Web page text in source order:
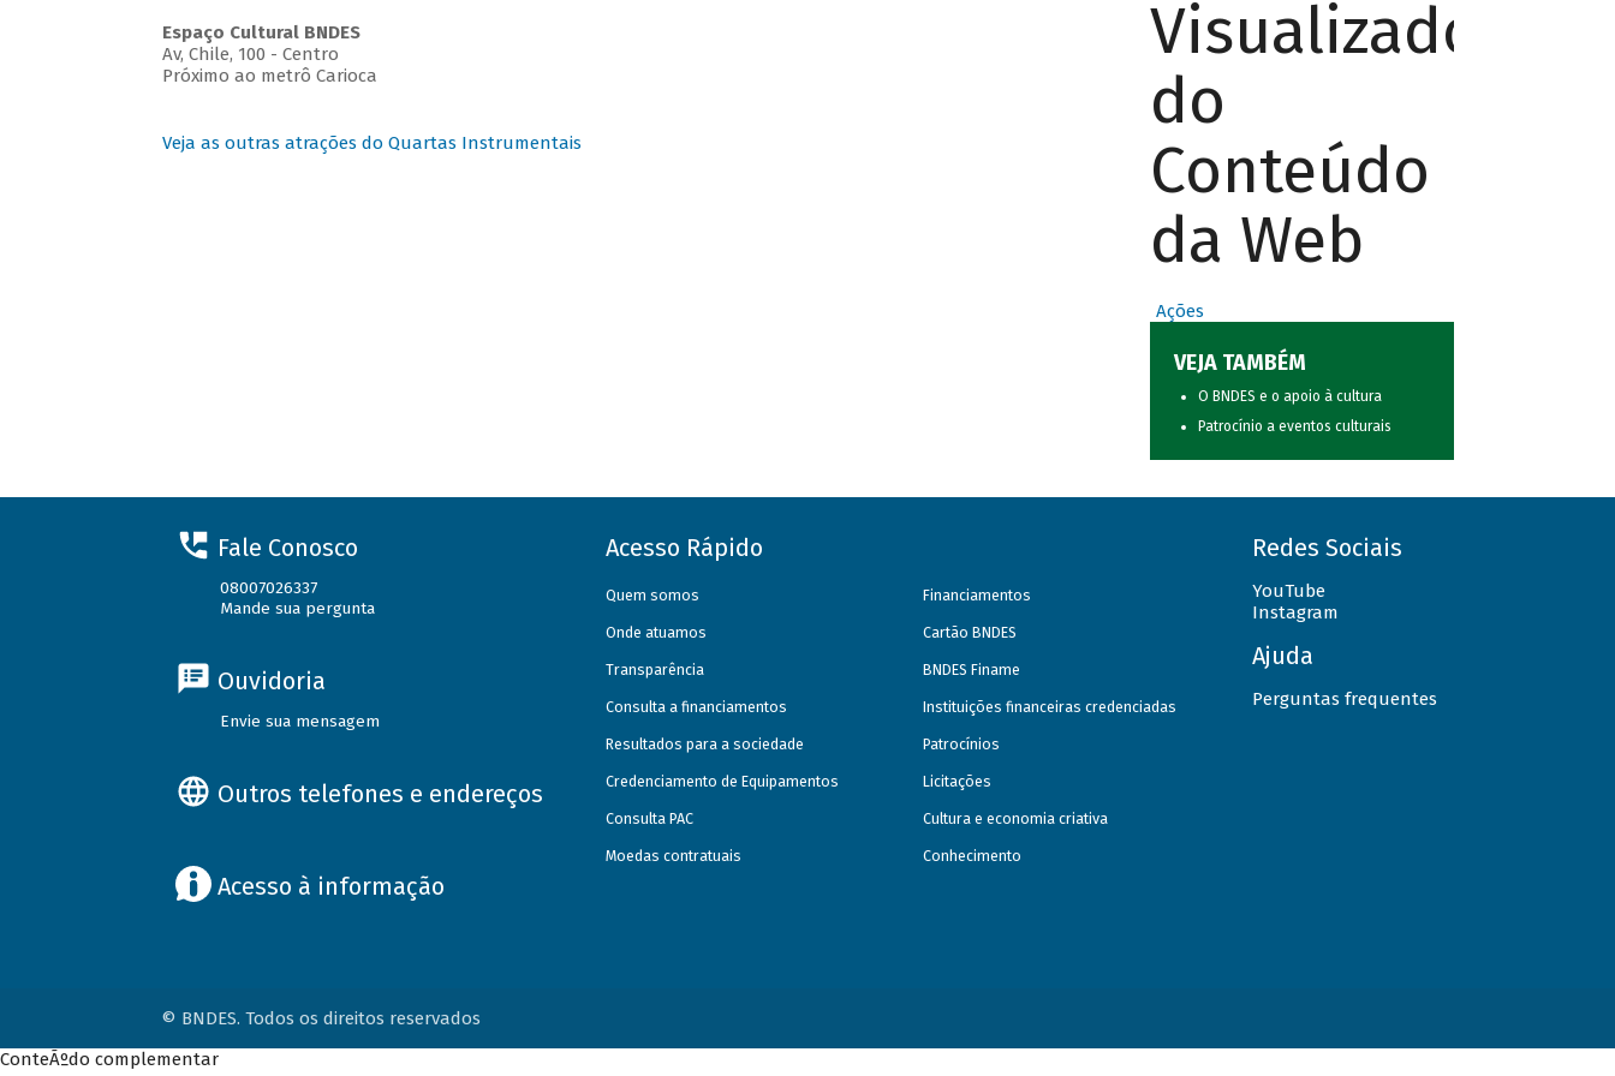
Espaço Cultural BNDES
Av, Chile, 100 - Centro
Próximo ao metrô Carioca
Veja as outras atrações do Quartas Instrumentais
Visualizador
do
Conteúdo
da Web
Ações
VEJA TAMBÉM
O BNDES e o apoio à cultura
Patrocínio a eventos culturais
Fale Conosco
08007026337
Mande sua pergunta
Ouvidoria
Envie sua mensagem
Outros telefones e endereços
Acesso à informação
Acesso Rápido
Quem somos
Onde atuamos
Transparência
Consulta a financiamentos
Resultados para a sociedade
Credenciamento de Equipamentos
Consulta PAC
Moedas contratuais
Financiamentos
Cartão BNDES
BNDES Finame
Instituições financeiras credenciadas
Patrocínios
Licitações
Cultura e economia criativa
Conhecimento
Redes Sociais
YouTube
Instagram
Ajuda
Perguntas frequentes
© BNDES. Todos os direitos reservados
ConteÃºdo complementar